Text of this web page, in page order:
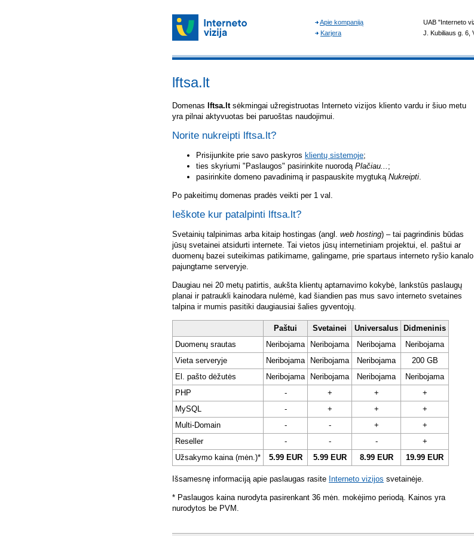
lftsa.lt
Domenas lftsa.ltsėkmingai užregistruotas Interneto vizijos kliento vardu ir šiuo metu
yra pilnai aktyvuotas bei paruoštas naudojimui.
Norite nukreipti lftsa.lt?
Prisijunkite prie savo paskyros klientų sistemoje;
ties skyriumi "Paslaugos" pasirinkite nuorodą Plačiau... ;
pasirinkite domeno pavadinimą ir paspauskite mygtuką Nukreipti.
Po pakeitimų domenas pradės veikti per 1 val.
Ieškote kur patalpinti lftsa.lt?
Svetainių talpinimas arba kitaip hostingas (angl. web hosting) – tai pagrindinis būdas
jūsų svetainei atsidurti internete. Tai vietos jūsų internetiniam projektui, el. paštui ar
duomenų bazei suteikimas patikimame, galingame, prie spartaus interneto ryšio kanalo
pajungtame serveryje.
Daugiau nei 20 metų patirtis, aukšta klientų aptarnavimo kokybė, lankstūs paslaugų
planai ir patraukli kainodara nulėmė, kad šiandien pas mus savo interneto svetaines
talpina ir mumis pasitiki daugiausiai šalies gyventojų.
Paštui Svetainei Universalus
Didmeninis
Duomenų srautas
Neribojama Neribojama Neribojama
Neribojama
Vieta serveryje
Neribojama Neribojama Neribojama
200 GB
El. pašto dėžutės
Neribojama Neribojama Neribojama
Neribojama
PHP
- + +
+
MySQL
- + +
+
Multi-Domain
- - +
+
Reseller
- - -
+
Užsakymo kaina (mėn.)*
5.99 EUR 5.99 EUR 8.99 EUR 19.99 EUR
Išsamesnę informaciją apie paslaugas rasite Interneto vizijos svetainėje.
* Paslaugos kaina nurodyta pasirenkant 36 mėn. mokėjimo periodą. Kainos yra
nurodytos be PVM.